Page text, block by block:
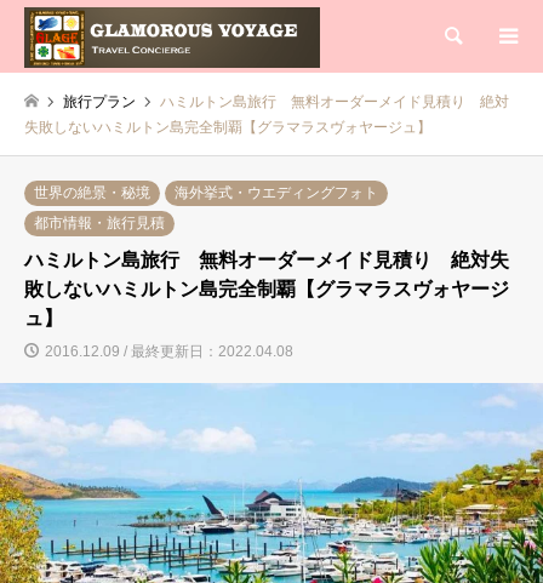
検索
旅行プラン
ハミルトン島旅行 無料オーダーメイド見積り 絶対
失敗しないハミルトン島完全制覇【グラマラスヴォヤージュ】
世界の絶景・秘境
海外挙式・ウエディングフォト
都市情報・旅行見積
ハミルトン島旅行 無料オーダーメイド見積り 絶対失
敗しないハミルトン島完全制覇【グラマラスヴォヤージ
ュ】
2016.12.09 / 最終更新日：2022.04.08